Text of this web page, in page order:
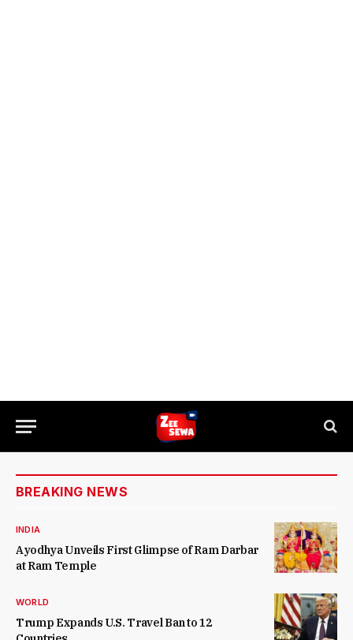
BREAKING NEWS
INDIA
Ayodhya Unveils First Glimpse of Ram Darbar
at Ram Temple
WORLD
Trump Expands U.S. Travel Ban to 12